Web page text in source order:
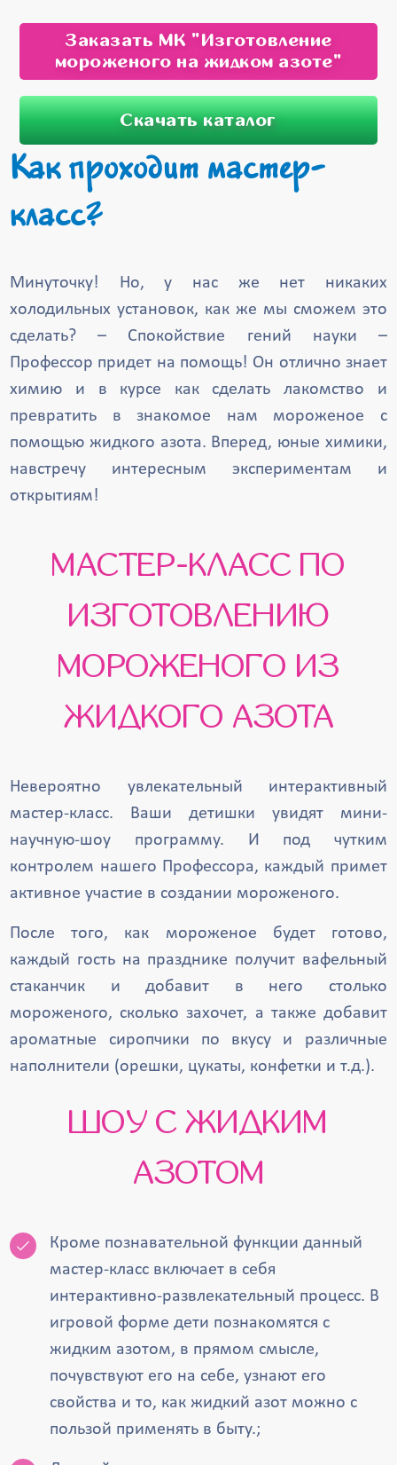
Заказать МК "Изготовление
мороженого на жидком азоте"
Скачать каталог
Как проходит мастер-
класс?
Минуточку! Но, у нас же нет никаких
холодильных установок, как же мы сможем это
сделать? – Спокойствие гений науки –
Профессор придет на помощь! Он отлично знает
химию и в курсе как сделать лакомство и
превратить в знакомое нам мороженое с
помощью жидкого азота. Вперед, юные химики,
навстречу интересным экспериментам и
открытиям!
МАСТЕР-КЛАСС ПО
ИЗГОТОВЛЕНИЮ
МОРОЖЕНОГО ИЗ
ЖИДКОГО АЗОТА
Невероятно увлекательный интерактивный
мастер-класс. Ваши детишки увидят мини-
научную-шоу программу. И под чутким
контролем нашего Профессора, каждый примет
активное участие в создании мороженого.
После того, как мороженое будет готово,
каждый гость на празднике получит вафельный
стаканчик и добавит в него столько
мороженого, сколько захочет, а также добавит
ароматные сиропчики по вкусу и различные
наполнители (орешки, цукаты, конфетки и т.д.).
ШОУ С ЖИДКИМ
АЗОТОМ
Кроме познавательной функции данный
мастер-класс включает в себя
интерактивно-развлекательный процесс. В
игровой форме дети познакомятся с
жидким азотом, в прямом смысле,
почувствуют его на себе, узнают его
свойства и то, как жидкий азот можно с
пользой применять в быту.;